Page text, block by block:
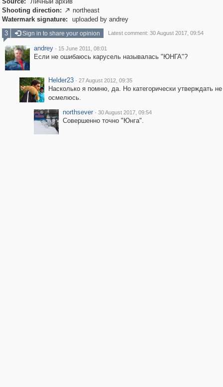
Shooting direction:  northeast
Watermark signature:
uploaded by andrey
3
Sign in to share your opinion Latest comment: 30 August 2017, 09:54
andrey · 15 June 2011, 08:01
Если не ошибаюсь карусель называлась "ЮНГА"?
Helder23 · 27 August 2012, 09:35
Насколько я помню, да. Но категорически утверждать не
осмелюсь.
northsever · 30 August 2017, 09:54
Совершенно точно "Юнга".